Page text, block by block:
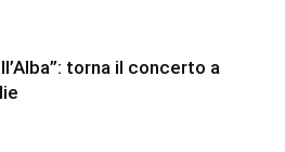
torna il concerto a